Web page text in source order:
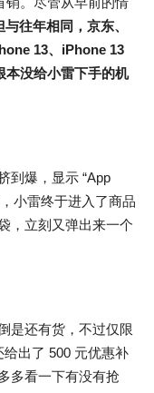
与往年相同，京东、
13、iPhone 13
没给小雷下手的机
到爆，显示 “App
小雷终于进入了商品
，立刻又弹出来一个
是还有货，不过仅限
给出了 500 元优惠补
多看一下有没有抢